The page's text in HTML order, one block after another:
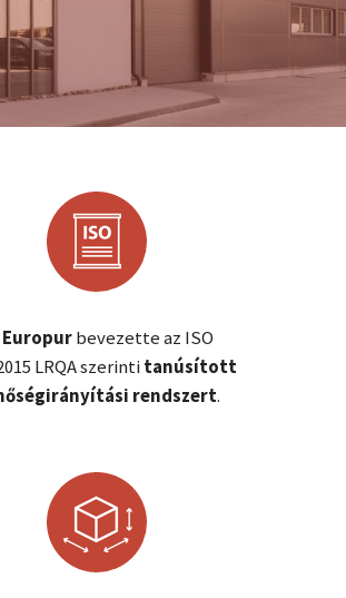
Europurbevezette az ISO
LRQA szerintitanúsított
rendszert.